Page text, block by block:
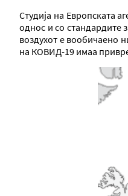
Студија на Европската
однос и со стандардите
воздухот е вообичаено
на КОВИД-19 имаа